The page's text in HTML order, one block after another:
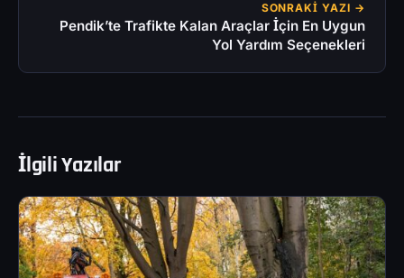
SONRAKI YAZI →
Pendik’te Trafikte Kalan Araçlar İçin En Uygun
Yol Yardım Seçenekleri
İlgili Yazılar